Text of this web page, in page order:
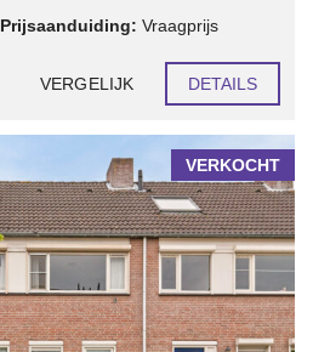
Prijsaanduiding: Vraagprijs
VERGELIJK DETAILS
VERKOCHT